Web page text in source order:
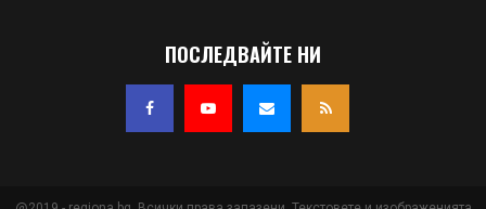
ПОСЛЕДВАЙТЕ НИ